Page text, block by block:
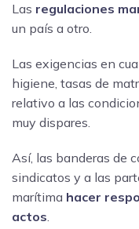
Las regulaciones
un país a otro.
Las exigencias en
higiene, tasas de
relativo a las
muy dispares.
Así, las banderas de
sindicatos y a las
marítima hacer
actos.